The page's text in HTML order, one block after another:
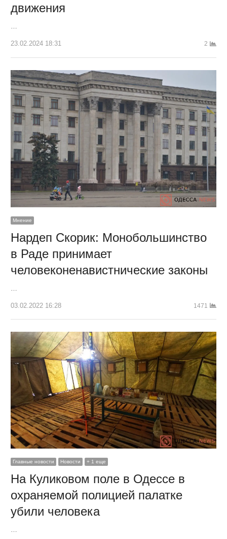
движения
23.02.2024 18:31 2
Мнение
Нардеп Скорик: Монобольшинство
в Раде принимает
человеконенавистнические законы
03.02.2022 16:28 1471
Главные новости Новости + 1 еще
На Куликовом поле в Одессе в
охраняемой полицией палатке
убили человека